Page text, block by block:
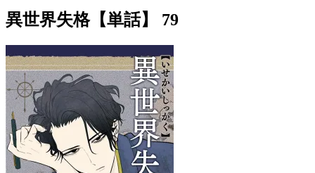
異世界失格【単話】 79